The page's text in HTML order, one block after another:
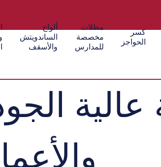
كسر
الحواجز
مظلات
مخصصة
للمدارس
ألواح
الساندويتش
والأسقف